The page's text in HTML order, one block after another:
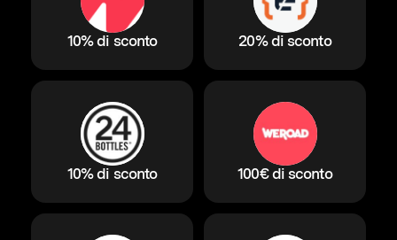
10% di sconto 20% di sconto
10% di sconto 100€ di sconto